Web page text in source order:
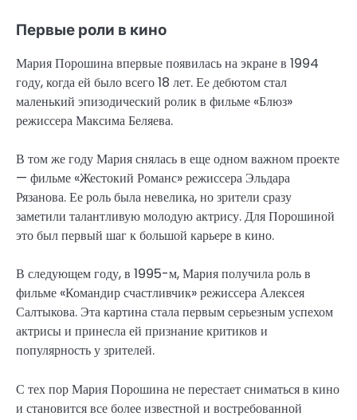
Первые роли в кино
Мария Порошина впервые появилась на экране в 1994
году, когда ей было всего 18 лет. Ее дебютом стал
маленький эпизодический ролик в фильме «Блюз»
режиссера Максима Беляева.
В том же году Мария снялась в еще одном важном проекте
— фильме «Жестокий Романс» режиссера Эльдара
Рязанова. Ее роль была невелика, но зрители сразу
заметили талантливую молодую актрису. Для Порошиной
это был первый шаг к большой карьере в кино.
В следующем году, в 1995-м, Мария получила роль в
фильме «Командир счастливчик» режиссера Алексея
Салтыкова. Эта картина стала первым серьезным успехом
актрисы и принесла ей признание критиков и
популярность у зрителей.
С тех пор Мария Порошина не перестает сниматься в кино
и становится все более известной и востребованной